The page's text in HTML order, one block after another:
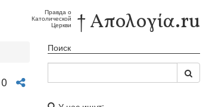
Правда о
Католической
Церкви † Απολογία.ru
0
Поиск